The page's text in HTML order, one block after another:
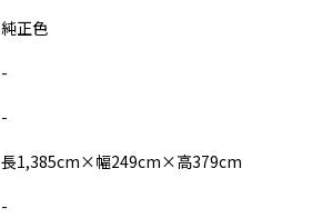
純正色
-
-
長1,385cm×幅249cm×高379cm
-